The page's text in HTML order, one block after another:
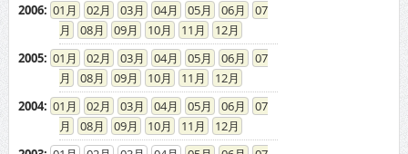
2006: 01 02 03 04 05 06
07
08
09 10 11
12
2005: 01 02 03 04 05 06
07
08
09 10 11
12
2004: 01 02 03 04 05 06
07
08
09 10 11
12